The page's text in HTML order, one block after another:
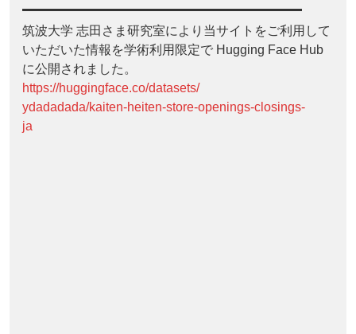
筑波大学 志田さま研究室により当サイトをご利用して
いただいた情報を学術利用限定で Hugging Face Hub
に公開されました。
https://huggingface.co/datasets/
ydadadada/kaiten-heiten-store-openings-closings-
ja